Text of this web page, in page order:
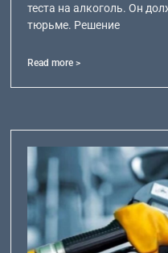
теста на алкоголь. Он
тюрьме. Решение
Read more >